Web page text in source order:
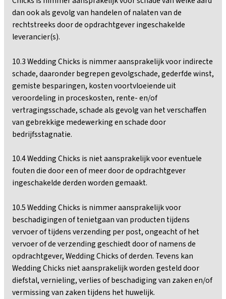
dan ook als gevolg van handelen of nalaten van de
rechtstreeks door de opdrachtgever ingeschakelde
leverancier(s).
10.3 Wedding Chicks is nimmer aansprakelijk voor indirecte
schade, daaronder begrepen gevolgschade, gederfde winst,
gemiste besparingen, kosten voortvloeiende uit
veroordeling in proceskosten, rente- en/of
vertragingsschade, schade als gevolg van het verschaffen
van gebrekkige medewerking en schade door
bedrijfsstagnatie.
10.4 Wedding Chicks is niet aansprakelijk voor eventuele
fouten die door een of meer door de opdrachtgever
ingeschakelde derden worden gemaakt.
10.5 Wedding Chicks is nimmer aansprakelijk voor
beschadigingen of tenietgaan van producten tijdens
vervoer of tijdens verzending per post, ongeacht of het
vervoer of de verzending geschiedt door of namens de
opdrachtgever, Wedding Chicks of derden. Tevens kan
Wedding Chicks niet aansprakelijk worden gesteld door
diefstal, vernieling, verlies of beschadiging van zaken en/of
vermissing van zaken tijdens het huwelijk.